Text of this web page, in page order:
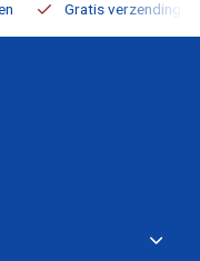
Gratis verzending